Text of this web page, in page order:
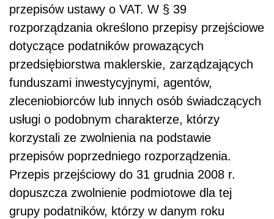
przepisów ustawy o VAT. W § 39
rozporządzania określono przepisy przejściowe
dotyczące podatników prowazących
przedsiębiorstwa maklerskie, zarządzających
funduszami inwestycyjnymi, agentów,
zleceniobiorców lub innych osób świadczących
usługi o podobnym charakterze, którzy
korzystali ze zwolnienia na podstawie
przepisów poprzedniego rozporządzenia.
Przepis przejściowy do 31 grudnia 2008 r.
dopuszcza zwolnienie podmiotowe dla tej
grupy podatników, którzy w danym roku